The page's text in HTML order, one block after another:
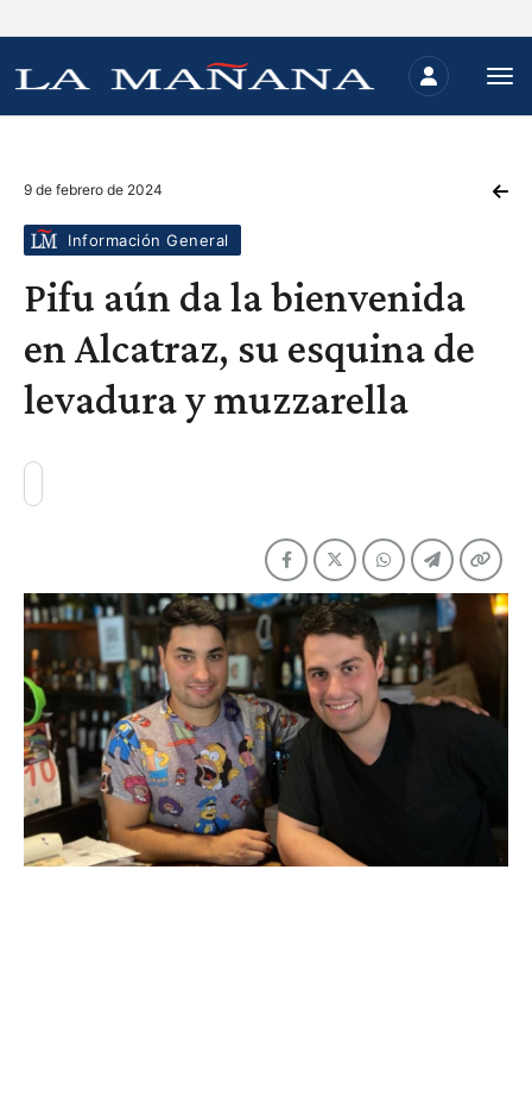
9 de febrero de 2024
Información General
Pifu aún da la bienvenida
en Alcatraz, su esquina de
levadura y muzzarella